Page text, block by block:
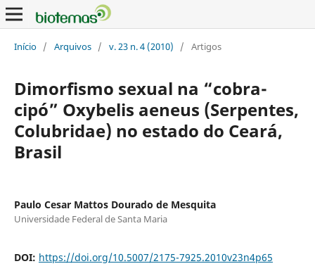
Início / Arquivos / v. 23 n. 4 (2010) / Artigos
Dimorfismo sexual na “cobra-
cipó” Oxybelis aeneus (Serpentes,
Colubridae) no estado do Ceará,
Brasil
Paulo Cesar Mattos Dourado de Mesquita
Universidade Federal de Santa Maria
DOI: https://doi.org/10.5007/2175-7925.2010v23n4p65